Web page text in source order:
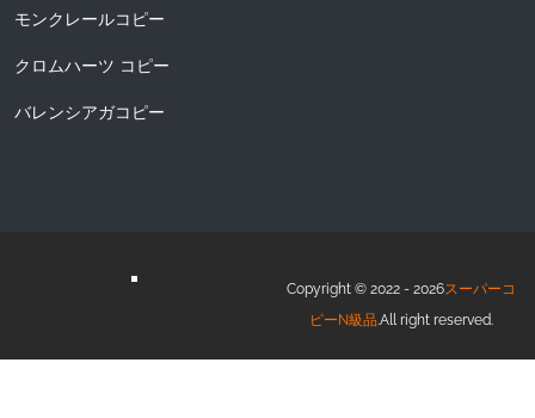
モンクレールコピー
クロムハーツ コピー
バレンシアガコピー
Copyright © 2022 - 2026スーパーコ
ピーN級品.All right reserved.